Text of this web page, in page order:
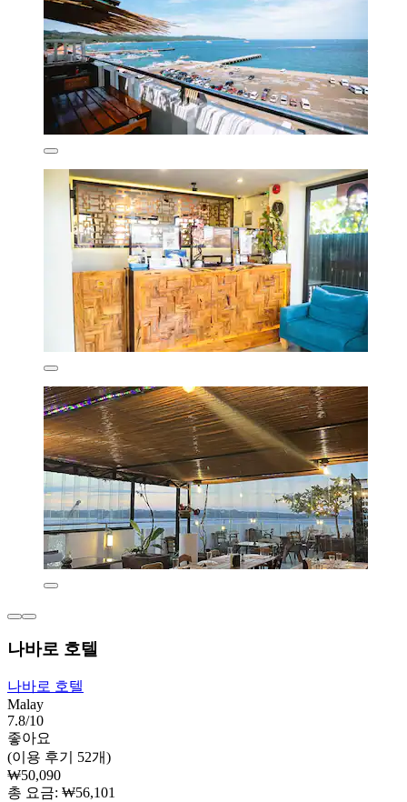
나바로 호텔
나바로 호텔
Malay
7.8/10
좋아요
(이용 후기 52개)
₩50,090
총 요금: ₩56,101